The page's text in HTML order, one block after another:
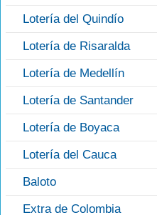
Lotería del Quindío
Lotería de Risaralda
Lotería de Medellín
Lotería de Santander
Lotería de Boyaca
Lotería del Cauca
Baloto
Extra de Colombia